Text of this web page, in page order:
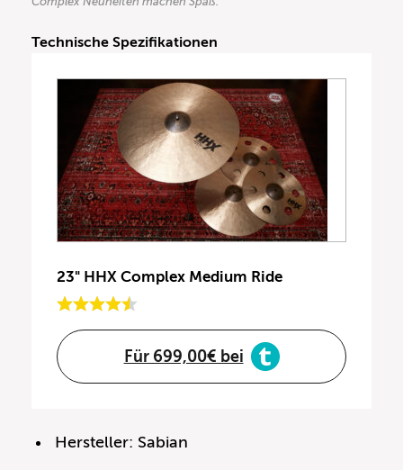
Technische Spezifikationen
23" HHX Complex Medium Ride
Für 699,00€ bei
Hersteller: Sabian